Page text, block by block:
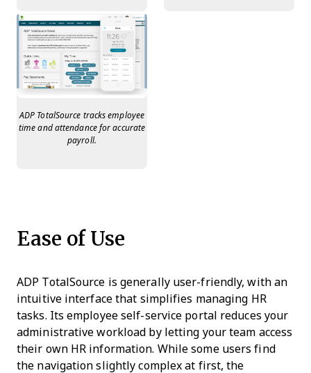
ADP TotalSource tracks employee
time and attendance for accurate
payroll.
Ease of Use
ADP TotalSource is generally user-friendly, with an
intuitive interface that simplifies managing HR
tasks. Its employee self-service portal reduces your
administrative workload by letting your team access
their own HR information. While some users find
the navigation slightly complex at first, the